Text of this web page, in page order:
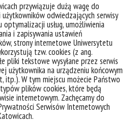
przywiązuje dużą wagę do
odwiedzających serwisy
usług, umożliwienia
i zapisywania ustawień
strony internetowe Uniwersytetu
tzw. cookies (z ang.
pliki tekstowe wysyłane przez serwis
użytkownika na urządzeniu końcowym
itp.). W tym miejscu możecie Państwo
plików cookies, które będą
internetowym. Zachęcamy do
Serwisów Internetowych